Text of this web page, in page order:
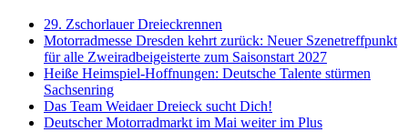
29. Zschorlauer Dreieckrennen
Motorradmesse Dresden kehrt zurück: Neuer Szenetreffpunkt
für alle Zweiradbeigeisterte zum Saisonstart 2027
Heiße Heimspiel-Hoffnungen: Deutsche Talente stürmen
Sachsenring
Das Team Weidaer Dreieck sucht Dich!
Deutscher Motorradmarkt im Mai weiter im Plus